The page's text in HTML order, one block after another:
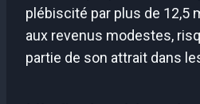
plébiscité par plus de 12,5
aux revenus modestes,
partie de son attrait dans